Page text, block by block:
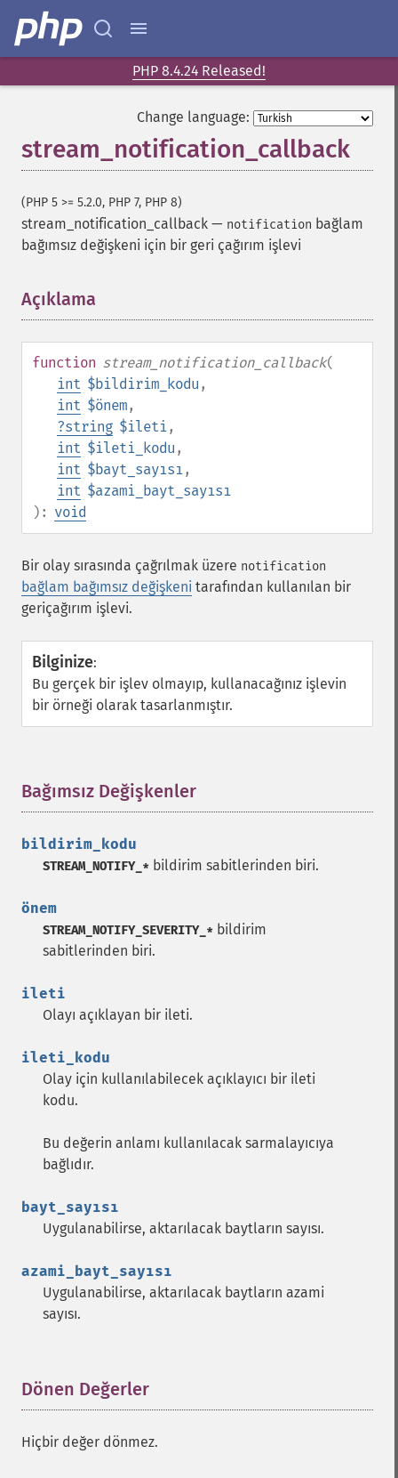
PHP 8.4.24 Released!
Change language:
stream_notification_callback
(PHP 5 >= 5.2.0, PHP 7, PHP 8)
stream_notification_callback — notification bağlam
bağımsız değişkeni için bir geri çağırım işlevi
Açıklama
function stream_notification_callback(
int $bildirim_kodu ,
int $önem,
?string $ileti,
int $ileti_kodu ,
int $bayt_sayısı,
int $azami_bayt_sayısı
): void
Bir olay sırasında çağrılmak üzere notification
bağlam bağımsız değişkeni tarafından kullanılan bir
geriçağırım işlevi.
Bilginize:
Bu gerçek bir işlev olmayıp, kullanacağınız işlevin
bir örneği olarak tasarlanmıştır.
Bağımsız Değişkenler
bildirim_kodu
STREAM_NOTIFY_* bildirim sabitlerinden biri.
önem
STREAM_NOTIFY_SEVERITY_* bildirim
sabitlerinden biri.
ileti
Olayı açıklayan bir ileti.
ileti_kodu
Olay için kullanılabilecek açıklayıcı bir ileti
kodu.
Bu değerin anlamı kullanılacak sarmalayıcıya
bağlıdır.
bayt_sayısı
Uygulanabilirse, aktarılacak baytların sayısı.
azami_bayt_sayısı
Uygulanabilirse, aktarılacak baytların azami
sayısı.
Dönen Değerler
Hiçbir değer dönmez.